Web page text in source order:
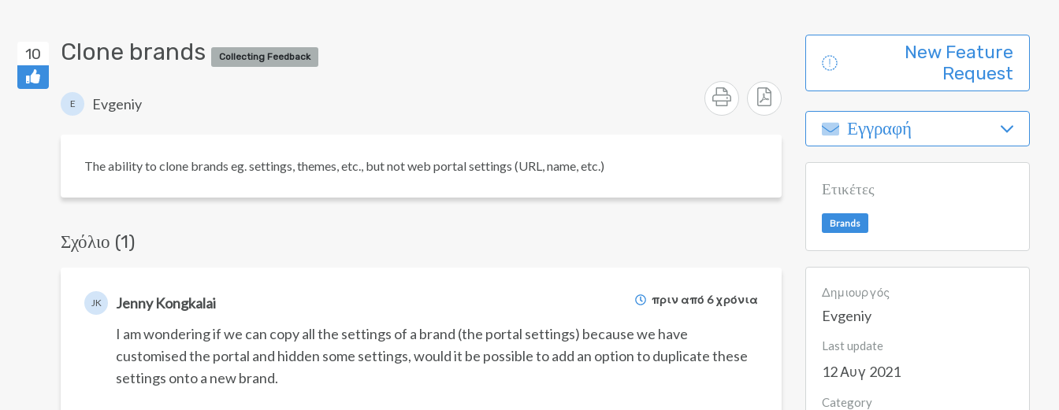
10 Clone brands Collecting Feedback
E Evgeniy
The ability to clone brands eg. settings, themes, etc., but not web portal settings (URL, name, etc.)
Σχόλιο (1)
JK Jenny Kongkalai πριν από 6 χρόνια
I am wondering if we can copy all the settings of a brand (the portal settings) because we have
customised the portal and hidden some settings, would it be possible to add an option to duplicate these
settings onto a new brand.
New Feature
Request
Εγγραφή
Ετικέτες
Brands
Δημιουργός
Evgeniy
Last update
12 Αυγ 2021
Category